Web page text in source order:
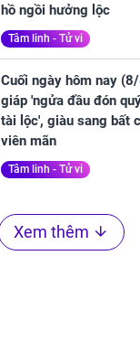
hồ ngồi hưởng lộc
Tâm linh - Tử vi
Cuối ngày hôm nay
giáp 'ngửa đầu đón
tài lộc', giàu sang bất
viên mãn
Tâm linh - Tử vi
Xem thêm